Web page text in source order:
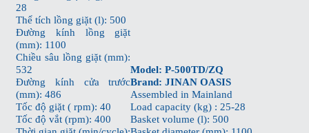
28
Thể tích lồng giặt (l): 500
Đường kính lồng giặt
(mm): 1100
Chiều sâu lồng giặt (mm):
532
Đường kính cửa trước
(mm): 486
Tốc độ giặt ( rpm): 40
Tốc độ vắt (rpm): 400
Model: P-500TD/ZQ
Brand: JINAN OASIS
Assembled in Mainland
Load capacity (kg) : 25-28
Basket volume (l): 500